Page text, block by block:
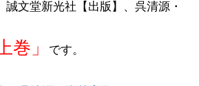
文堂新光社【出版】、呉清源・
巻」 です。